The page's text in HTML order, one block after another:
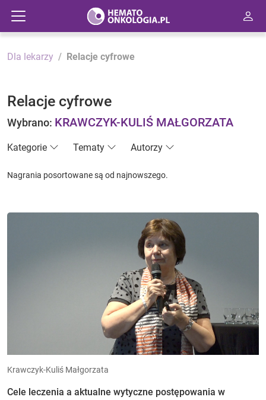
Dla lekarzy Relacje cyfrowe
Relacje cyfrowe
Wybrano: KRAWCZYK-KULIŚ MAŁGORZATA
Kategorie Tematy Autorzy
Nagrania posortowane są od najnowszego.
Krawczyk-Kuliś Małgorzata
Cele leczenia a aktualne wytyczne postępowania w